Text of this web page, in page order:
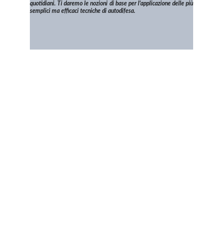
quotidiani. Ti daremo le nozioni di base per l'applicazione delle più
semplici ma efficaci tecniche di autodifesa.